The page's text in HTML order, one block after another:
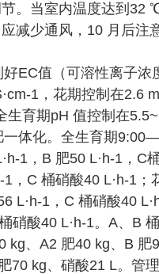
。当室内温度达到
减少通风，10 月后注
EC值（可溶性离子
1，花期控制在2.6
育期pH 值控制在
体化。全生育期
1，B 肥50 L·h-1，C
，C 桶硝酸40 L·h-1
L·h-1，C 桶硝酸40
硝酸40 L·h-1。A、B
kg、A2 肥40 kg、B
70 kg、硝酸21 L。管